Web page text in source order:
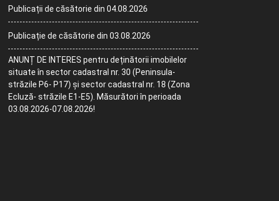
Publicații de căsătorie din 04.08.2026
Publicație de căsătorie din 03.08.2026
ANUNȚ DE INTERES pentru deținătorii imobilelor
situate în sector cadastral nr. 30 (Peninsula-
străzile P6- P17) și sector cadastral nr. 18 (Zona
Ecluză- străzile E1-E5). Măsurători în perioada
03.08.2026-07.08.2026!